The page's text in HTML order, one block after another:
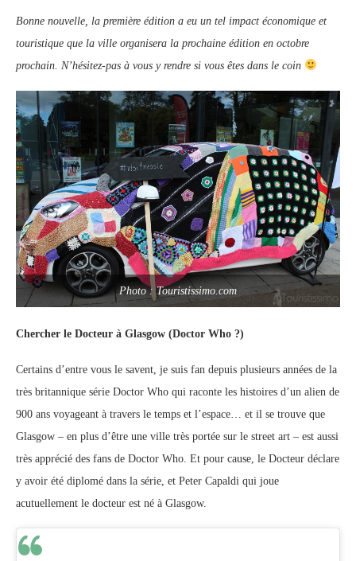
Bonne nouvelle, la première édition a eu un tel impact économique et
touristique que la ville organisera la prochaine édition en octobre
prochain. N’hésitez-pas à vous y rendre si vous êtes dans le coin
Photo : Touristissimo.com
Chercher le Docteur à Glasgow (Doctor Who ?)
Certains d’entre vous le savent, je suis fan depuis plusieurs années de la
très britannique série Doctor Who qui raconte les histoires d’un alien de
900 ans voyageant à travers le temps et l’espace… et il se trouve que
Glasgow – en plus d’être une ville très portée sur le street art – est aussi
très apprécié des fans de Doctor Who. Et pour cause, le Docteur déclare
y avoir été diplomé dans la série, et Peter Capaldi qui joue
acutuellement le docteur est né à Glasgow.